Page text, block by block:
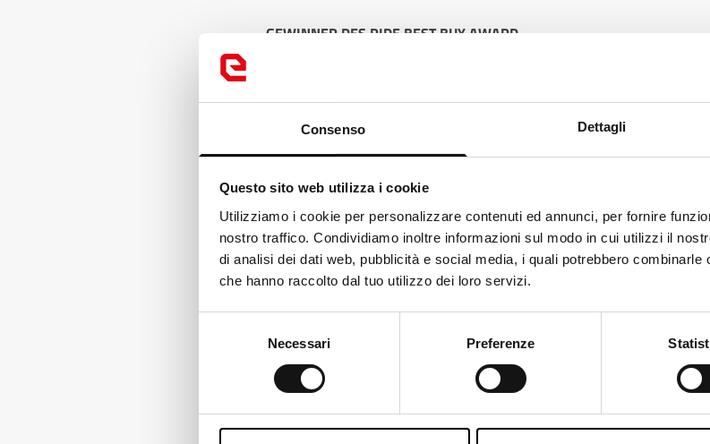
Consenso Dettagli
Questo sito web utilizza i cookie
Utilizziamo i cookie per personalizzare contenuti ed annunci, per fornire
nostro traffico. Condividiamo inoltre informazioni sul modo in cui utilizzi il
di analisi dei dati web, pubblicità e social media, i quali potrebbero
che hanno raccolto dal tuo utilizzo dei loro servizi.
Necessari Preferenze
GEWINNER DES RIDE BEST BUY AWARD
Sieger in einem Vergleichstest mit fünf Stiefeln führender Marken
“Ein äußerst bequemer Stiefel mit hervorragender Passform, der sowohl auf
Looks likeItalianis more preferred for you.
Italian
Change